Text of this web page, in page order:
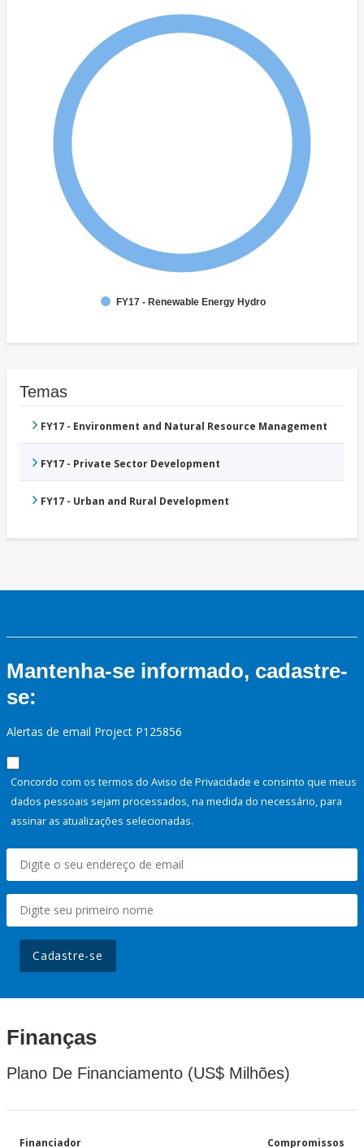
FY17 - Renewable Energy Hydro
Temas
FY17 - Environment and Natural Resource Management
FY17 - Private Sector Development
FY17 - Urban and Rural Development
Mantenha-se informado, cadastre-
se:
Alertas de email Project P125856
Concordo com os termos do Aviso de Privacidade e consinto que meus
dados pessoais sejam processados, na medida do necessário, para
assinar as atualizações selecionadas.
Cadastre-se
Finanças
Plano De Financiamento (US$ Milhões)
Financiador Compromissos